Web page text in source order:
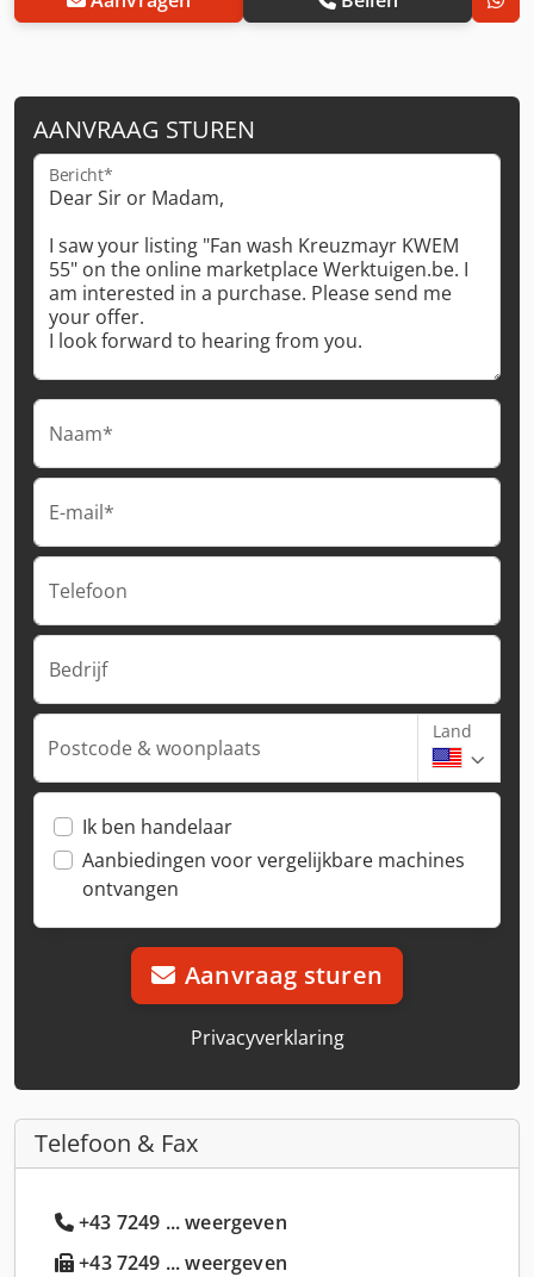
AANVRAAG STUREN
Bericht*
Naam*
E-mail*
Telefoon
Bedrijf
Postcode & woonplaats
Land
Ik ben handelaar
Aanbiedingen voor vergelijkbare machines
ontvangen
Aanvraag sturen
Privacyverklaring
Telefoon & Fax
+43 7249 ... weergeven
+43 7249 ... weergeven